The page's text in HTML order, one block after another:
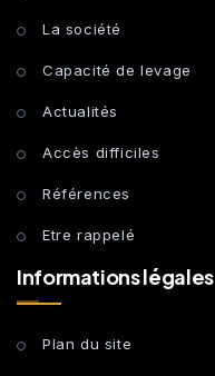
La société
Capacité de levage
Actualités
Accès difficiles
Références
Etre rappelé
Informations légales
Plan du site